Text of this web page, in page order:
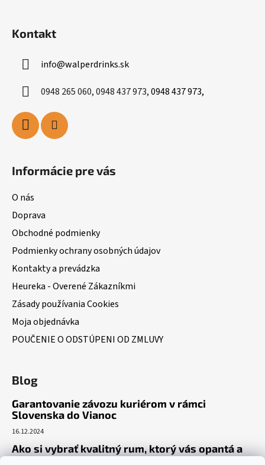
Kontakt
info@walperdrinks.sk
0948 265 060, 0948 437 973,0948 437 973,
Informácie pre vás
O nás
Doprava
Obchodné podmienky
Podmienky ochrany osobných údajov
Kontakty a prevádzka
Heureka - Overené Zákazníkmi
Zásady používania Cookies
Moja objednávka
POUČENIE O ODSTÚPENI OD ZMLUVY
Blog
Garantovanie závozu kuriérom v rámci
Slovenska do Vianoc
16.12.2024
Ako si vybrať kvalitný rum, ktorý vás opantá a
už nepustí?